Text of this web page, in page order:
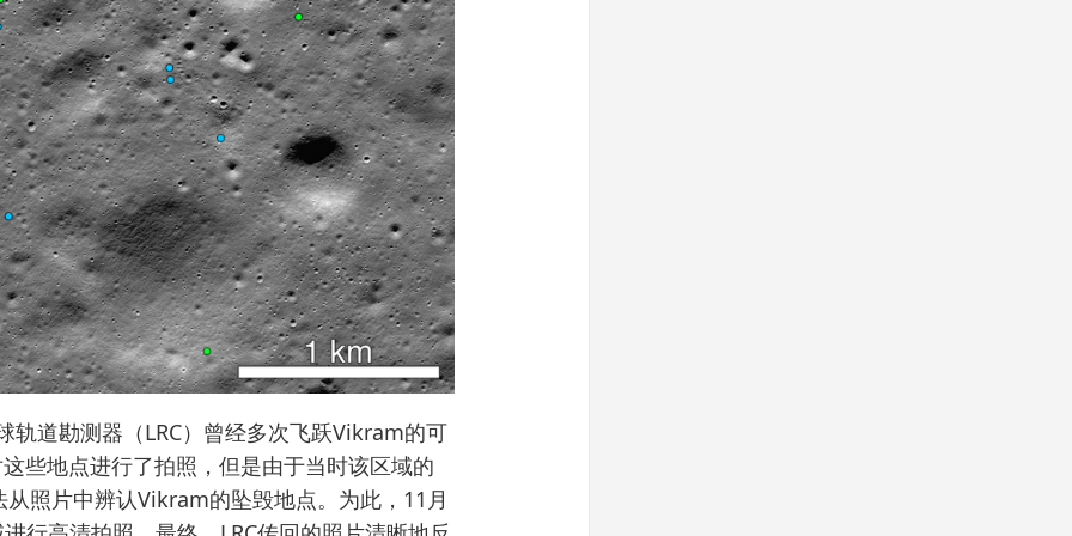
道勘测器（LRC）曾经多次飞跃Vikram的可
些地点进行了拍照，但是由于当时该区域的
照片中辨认Vikram的坠毁地点。为此，11月